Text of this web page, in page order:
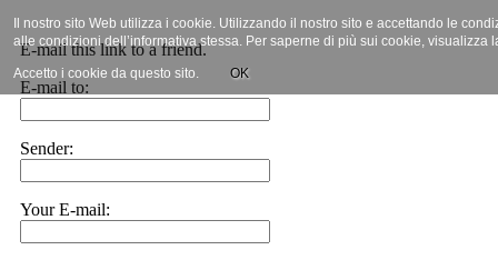
E-mail this link to a friend.
E-mail to:
Sender:
Your E-mail:
Il nostro sito Web utilizza i cookie. Utilizzando il nostro sito e accettando le
alle condizioni dell’informativa stessa. Per saperne di più sui cookie, visualizza
Accetto i cookie da questo sito. OK